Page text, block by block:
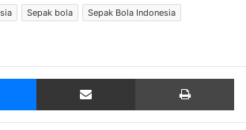
Sepak bola
Sepak Bola Indonesia
Messenger Share via Email